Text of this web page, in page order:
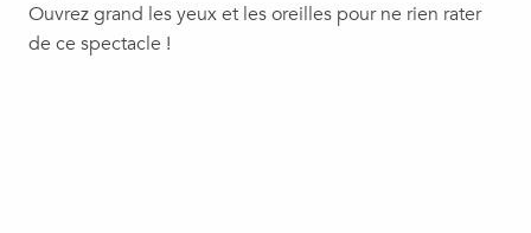
Ouvrez grand les yeux et les oreilles pour ne rien rater
de ce spectacle !